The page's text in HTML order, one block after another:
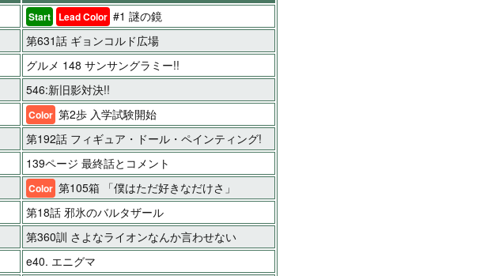
Start Lead Color #1 謎の鏡
第631話 ギョンコルド広場
グルメ 148 サンサングラミー!!
546:新旧影対決!!
Color 第2歩 入学試験開始
第192話 フィギュア・ドール・ペインティング!
139ページ 最終話とコメント
Color 第105箱 「僕はただ好きなだけさ」
第18話 邪氷のバルタザール
第360訓 さよなライオンなんか言わせない
e40. エニグマ